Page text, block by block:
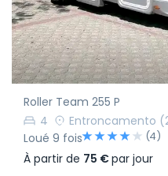
Roller Team 255 P
4
Entroncamento
Loué 9 fois
(4)
À partir de 75 €par jour